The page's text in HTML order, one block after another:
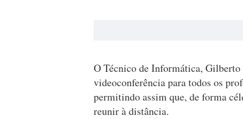
O Técnico de Informática,
videoconferência para todos os
permitindo assim que, de forma
reunir à distância.